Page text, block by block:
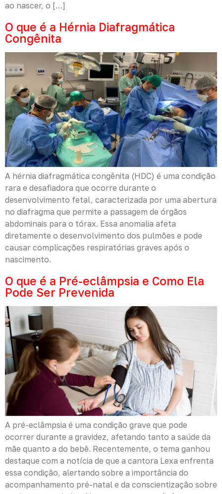
ao nascer, o […]
O que é a Hérnia Diafragmática
Congênita
A hérnia diafragmática congênita (HDC) é uma condição
rara e desafiadora que ocorre durante o
desenvolvimento fetal, caracterizada por uma abertura
no diafragma que permite a passagem de órgãos
abdominais para o tórax. Essa anomalia afeta
diretamente o desenvolvimento dos pulmões e pode
causar complicações respiratórias graves após o
nascimento.
O que é a Pré-eclâmpsia e Como Ela
Pode Ser Prevenida
A pré-eclâmpsia é uma condição grave que pode
ocorrer durante a gravidez, afetando tanto a saúde da
mãe quanto a do bebê. Recentemente, o tema ganhou
destaque com a notícia de que a cantora Lexa enfrenta
essa condição, alertando sobre a importância do
acompanhamento pré-natal e da conscientização sobre